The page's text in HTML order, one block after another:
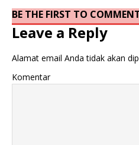
BE THE FIRST TO
Leave a Reply
Alamat email Anda tidak akan
Komentar